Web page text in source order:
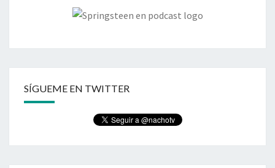
SÍGUEME EN TWITTER